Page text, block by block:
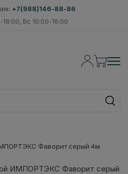
+7(988)146-88-86
Вс 10:00-16:00
Фаворит серый 4м